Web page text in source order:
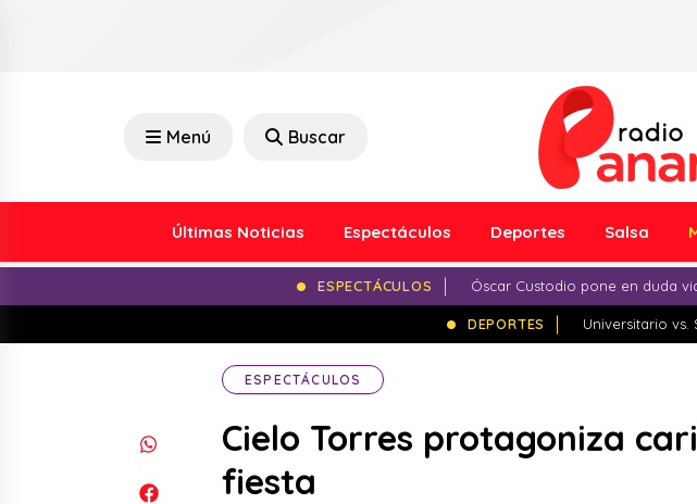
Menú Buscar
Últimas Noticias Espectáculos Deportes Salsa
ESPECTÁCULOS Óscar Custodio pone en duda
DEPORTES Universitario
ESPECTÁCULOS
Cielo Torres protagoniza
fiesta